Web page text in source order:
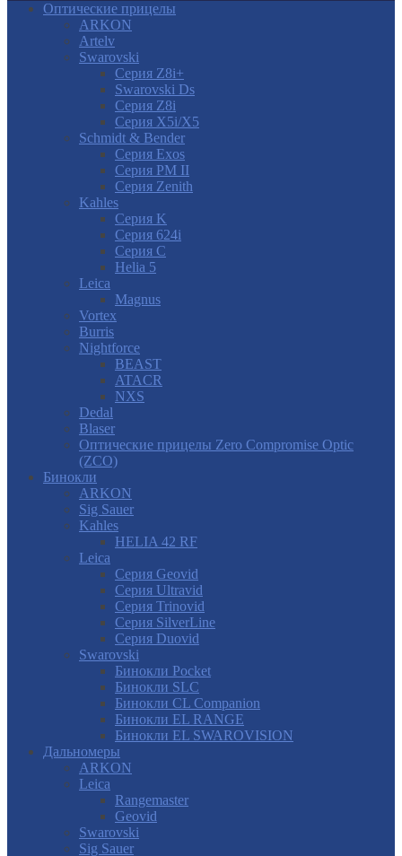
Оптические прицелы
ARKON
Artelv
Swarovski
Серия Z8i+
Swarovski Ds
Серия Z8i
Серия X5i/X5
Schmidt & Bender
Серия Exos
Серия PM II
Cерия Zenith
Kahles
Серия K
Серия 624i
Серия С
Helia 5
Leica
Magnus
Vortex
Burris
Nightforce
BEAST
ATACR
NXS
Dedal
Blaser
Оптические прицелы Zero Compromise Optic
(ZCO)
Бинокли
ARKON
Sig Sauer
Kahles
HELIA 42 RF
Leica
Серия Geovid
Серия Ultravid
Серия Trinovid
Серия SilverLine
Серия Duovid
Swarovski
Бинокли Pocket
Бинокли SLC
Бинокли CL Companion
Бинокли EL RANGE
Бинокли EL SWAROVISION
Дальномеры
ARKON
Leica
Rangemaster
Geovid
Swarovski
Sig Sauer